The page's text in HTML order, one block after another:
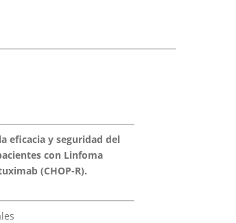
eficacia y seguridad del
con Linfoma
(CHOP-R).